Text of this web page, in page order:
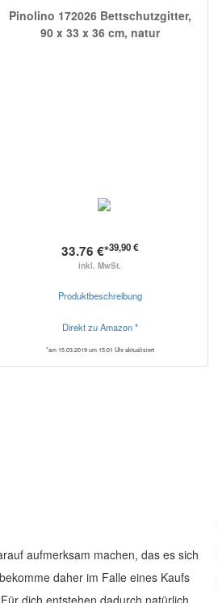
Pinolino 172026 Bettschutzgitter,
90 x 33 x 36 cm, natur
33.76 €*39,90 €
inkl. MwSt.
Produktbeschreibung
Direkt zu Amazon *
*am 15.03.2019 um 15:01 Uhr aktualisiert
aufmerksam machen, das es sich
daher im Falle eines Kaufs